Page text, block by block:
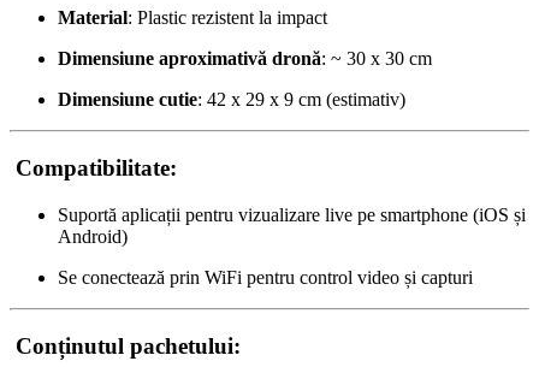
Material: Plastic rezistent la impact
Dimensiune aproximativă dronă: ~ 30 x 30 cm
Dimensiune cutie: 42 x 29 x 9 cm (estimativ)
Compatibilitate:
Suportă aplicații pentru vizualizare live pe smartphone (iOS și
Android)
Se conectează prin WiFi pentru control video și capturi
Conținutul pachetului: